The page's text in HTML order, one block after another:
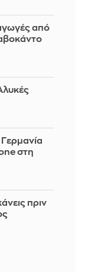
από
Γερμανία
στη
πριν